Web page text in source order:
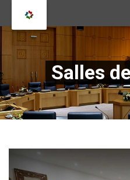
Salles